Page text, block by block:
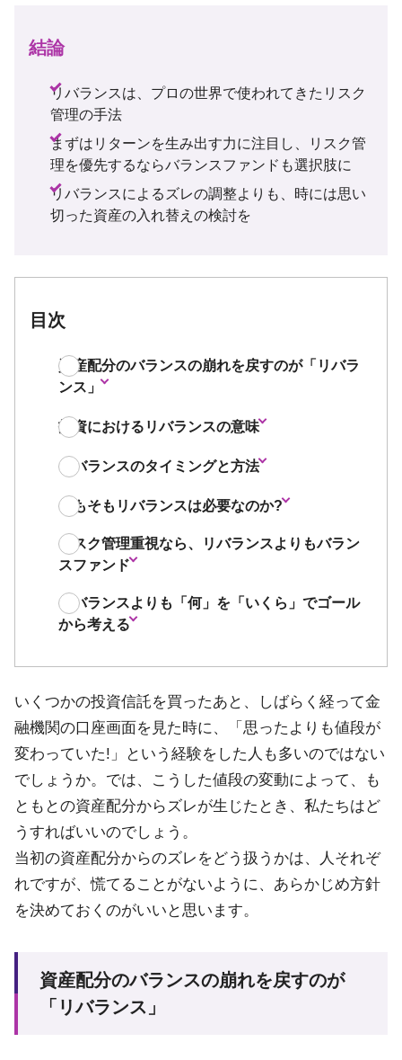
結論
リバランスは、プロの世界で使われてきたリスク
管理の手法
まずはリターンを生み出す力に注目し、リスク管
理を優先するならバランスファンドも選択肢に
リバランスによるズレの調整よりも、時には思い
切った資産の入れ替えの検討を
目次
資産配分のバランスの崩れを戻すのが「リバラ
ンス」
投資におけるリバランスの意味
リバランスのタイミングと方法
そもそもリバランスは必要なのか?
リスク管理重視なら、リバランスよりもバラン
スファンド
リバランスよりも「何」を「いくら」でゴール
から考える
いくつかの投資信託を買ったあと、しばらく経って金
融機関の口座画面を見た時に、「思ったよりも値段が
変わっていた!」という経験をした人も多いのではない
でしょうか。では、こうした値段の変動によって、も
ともとの資産配分からズレが生じたとき、私たちはど
うすればいいのでしょう。
当初の資産配分からのズレをどう扱うかは、人それぞ
れですが、慌てることがないように、あらかじめ方針
を決めておくのがいいと思います。
資産配分のバランスの崩れを戻すのが
「リバランス」